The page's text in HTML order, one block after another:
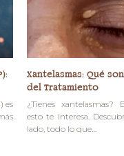
es
Xantelasmas: Qué
del Tratamiento
¿Tienes xantelasmas?
esto te interesa.
lado, todo lo que…